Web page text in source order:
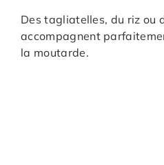
Des tagliatelles, du riz ou
accompagnent
la moutarde.